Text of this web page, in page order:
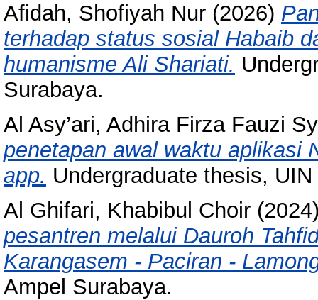
Afidah, Shofiyah Nur (2026)
terhadap status sosial Habaib
humanisme Ali Shariati.
Surabaya.
Al Asy’ari, Adhira Firza Fauzi
penetapan awal waktu aplikasi
app. Undergraduate thesis,
Al Ghifari, Khabibul Choir
pesantren melalui Dauroh
Karangasem - Paciran -
Ampel Surabaya.